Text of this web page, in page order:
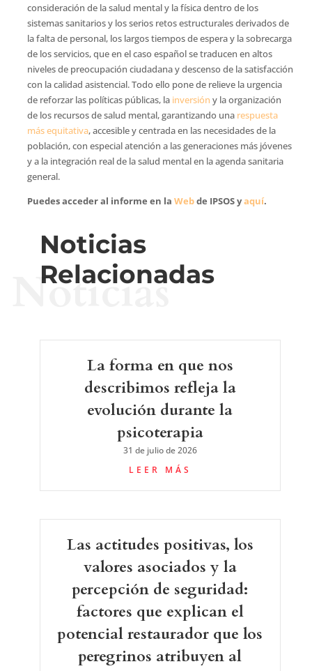
consideración de la salud mental y la física dentro de los
sistemas sanitarios y los serios retos estructurales derivados de
la falta de personal, los largos tiempos de espera y la sobrecarga
de los servicios, que en el caso español se traducen en altos
niveles de preocupación ciudadana y descenso de la satisfacción
con la calidad asistencial. Todo ello pone de relieve la urgencia
de reforzar las políticas públicas, la inversión y la organización
de los recursos de salud mental, garantizando una respuesta
más equitativa, accesible y centrada en las necesidades de la
población, con especial atención a las generaciones más jóvenes
y a la integración real de la salud mental en la agenda sanitaria
general.
Puedes acceder al informe en la Webde IPSOS yaquí.
Noticias
Relacionadas
Noticias
La forma en que nos
describimos refleja la
evolución durante la
psicoterapia
31 de julio de 2026
LEER MÁS
Las actitudes positivas, los
valores asociados y la
percepción de seguridad:
factores que explican el
potencial restaurador que los
peregrinos atribuyen al